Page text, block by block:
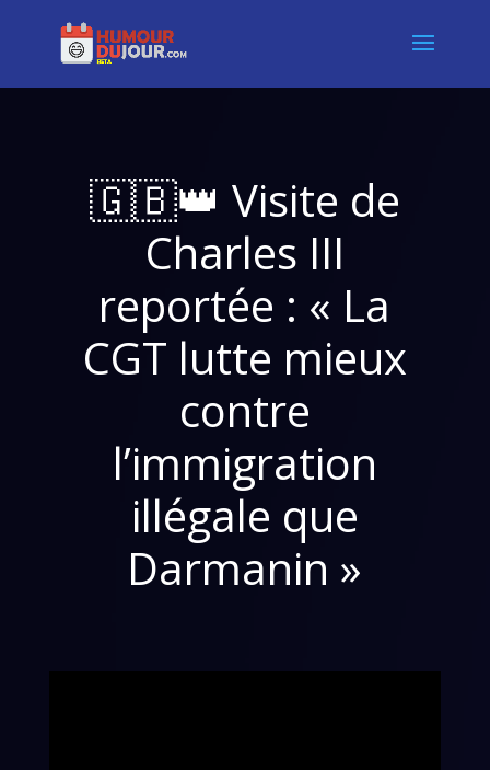
🇬🇧👑 Visite de
Charles III
reportée : « La
CGT lutte mieux
contre
l’immigration
illégale que
Darmanin »